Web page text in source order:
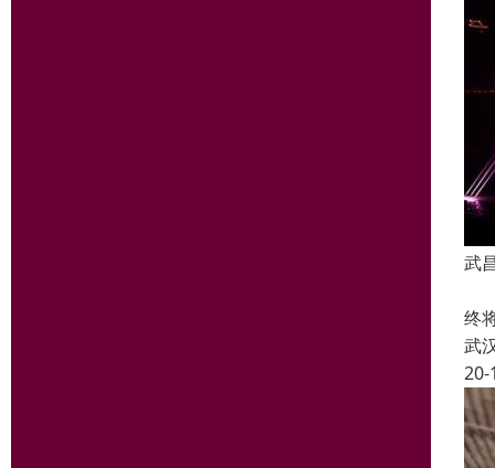
武
终
武
20-